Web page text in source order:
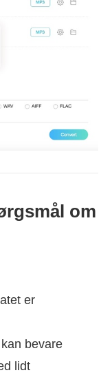
om
er
bevare
lidt